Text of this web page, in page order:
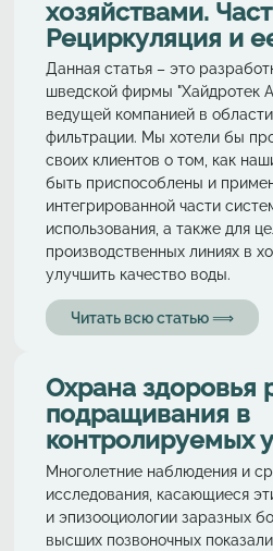
хозяйствами.
Рециркуляция и
Данная статья – это
шведской фирмы "Хайдротек
ведущей компанией в
фильтрации. Мы хотели бы
своих клиентов о том, как
быть приспособлены и
интегрированной части
использования, а также для
производственных линиях в
улучшить качество воды.
Читать всю статью ⟹
Охрана здоровья
подращивания в
контролируемых
Многолетние наблюдения и
исследования, касающиеся
и эпизооциологии заразных
высших позвоночных